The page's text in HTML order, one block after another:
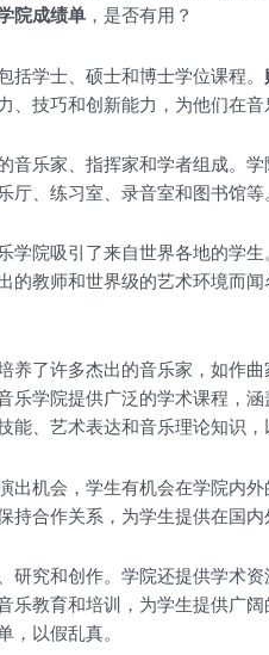
院成绩单 ，是否有用？
学士、硕士和博士学位课程。
技巧和创新能力，为他们在音
音乐家、指挥家和学者组成。
、练习室、录音室和图书馆
学院吸引了来自世界各地的学
的教师和世界级的艺术环境而
养了许多杰出的音乐家，如作
乐学院提供广泛的学术课程，
能、艺术表达和音乐理论知识
出机会，学生有机会在学院内
持合作关系，为学生提供在国
研究和创作。学院还提供学术
乐教育和培训，为学生提供广
，以假乱真。